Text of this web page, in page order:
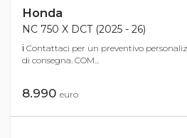
Honda
NC 750 X DCT (2025 - 26)
ℹ Contattaci per un preventivo
di consegna. COM...
8.990 euro